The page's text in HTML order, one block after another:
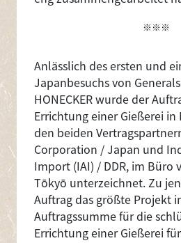
※※※
Anlässlich des ersten und
Japanbesuchs von
HONECKER wurde der
Errichtung einer Gießerei in
den beiden
Corporation / Japan und
Import (IAI) / DDR, im Büro
Tōkyō unterzeichnet. Zu
Auftrag das größte Projekt
Auftragssumme für die
Errichtung einer Gießerei